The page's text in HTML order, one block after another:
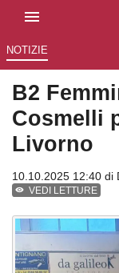
NOTIZIE
B2
Cosmelli
Livorno
10.10.2025 12:40 di
VEDI LETTURE